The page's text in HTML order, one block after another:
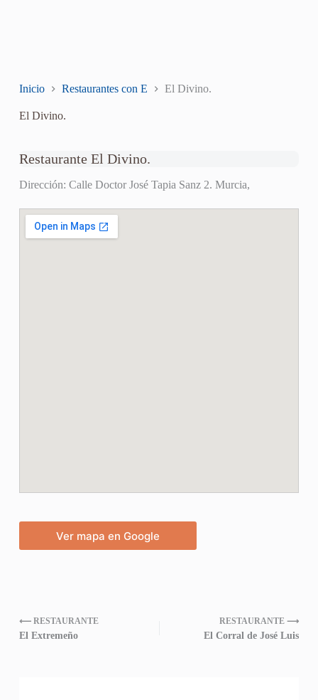
Inicio Restaurantes con E El Divino.
El Divino.
Restaurante El Divino.
Dirección: Calle Doctor José Tapia Sanz 2. Murcia,
Ver mapa en Google
⟵ RESTAURANTE
El Extremeño
RESTAURANTE ⟶
El Corral de José Luis